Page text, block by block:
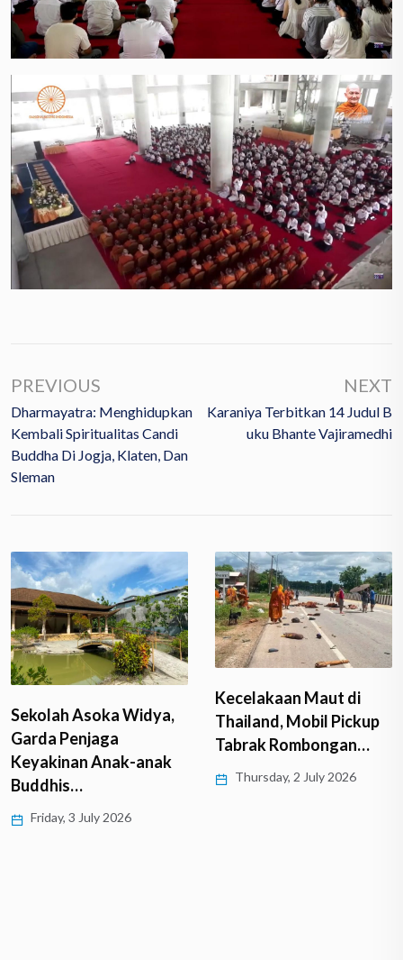
PREVIOUS
Dharmayatra: Menghidupkan
Kembali Spiritualitas Candi
Buddha Di Jogja, Klaten, Dan
Sleman
NEXT
Karaniya Terbitkan 14 Judul B
Uku Bhante Vajiramedhi
Sekolah Asoka Widya,
Garda Penjaga
Keyakinan Anak-anak
Buddhis…
Friday, 3 July 2026
Kecelakaan Maut di
Thailand, Mobil Pickup
Tabrak Rombongan…
Thursday, 2 July 2026